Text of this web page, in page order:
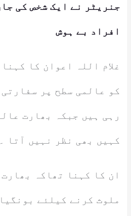
جنریٹر نے ایک شخص کی
افراد بے ہوش
غلام اللہ اعوان کا
کو عالمی سطح پر
رہی ہیں جبکہ بھارت
کہیں بھی نظر نہیں آتا ۔
ان کا کہنا تھاکہ
ملوث کرنے کیلئے